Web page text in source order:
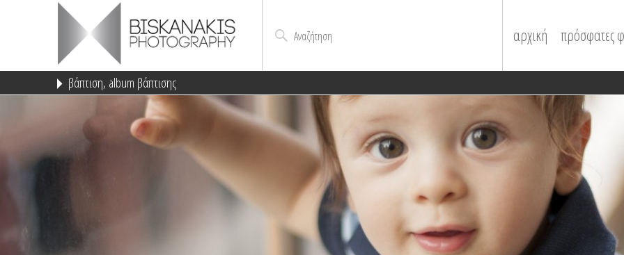
αρχική πρόσφατες
Αναζήτηση
βάπτιση, album βάπτισης